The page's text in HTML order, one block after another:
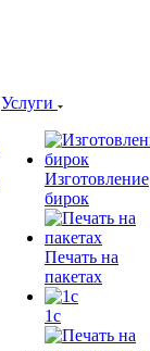
Услуги
Изготовление
бирок
Печать на
пакетах
1c